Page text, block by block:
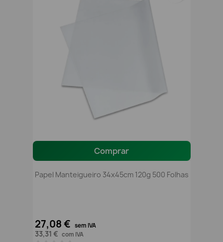
Comprar
Papel Manteigueiro 34x45cm 120g 500 Folhas
27,08 € sem IVA
33,31 € com IVA